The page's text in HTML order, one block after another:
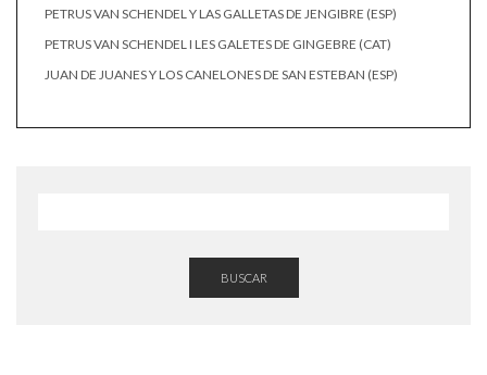
PETRUS VAN SCHENDEL Y LAS GALLETAS DE JENGIBRE (ESP)
PETRUS VAN SCHENDEL I LES GALETES DE GINGEBRE (CAT)
JUAN DE JUANES Y LOS CANELONES DE SAN ESTEBAN (ESP)
BUSCAR